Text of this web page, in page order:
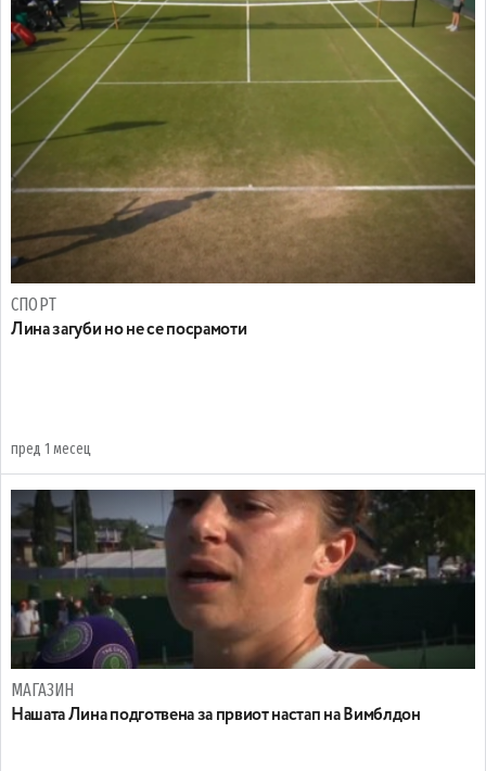
СПОРТ
Лина загуби но не се посрамоти
пред 1 месец
МАГАЗИН
Нашата Лина подготвена за првиот настап на Вимблдон